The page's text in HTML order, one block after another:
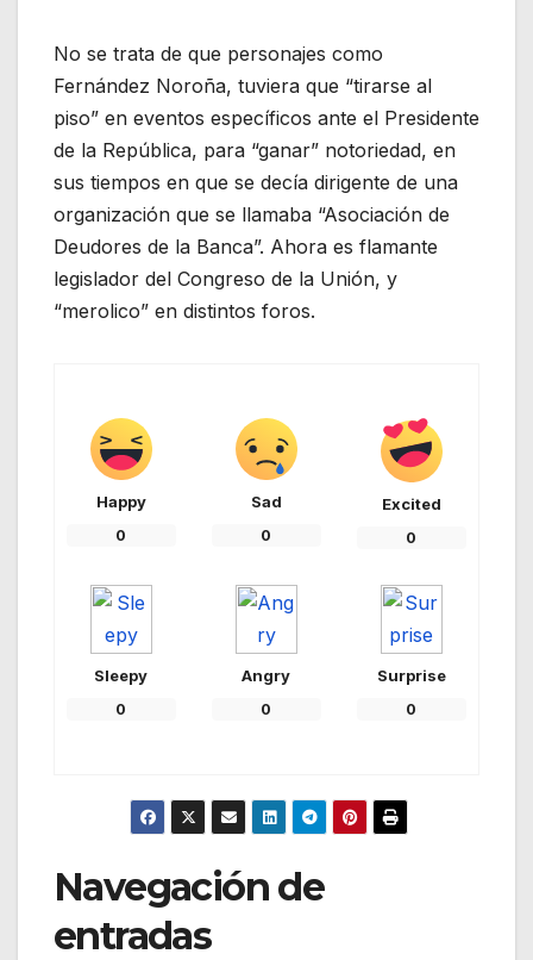
No se trata de que personajes como
Fernández Noroña, tuviera que “tirarse al
piso” en eventos específicos ante el Presidente
de la República, para “ganar” notoriedad, en
sus tiempos en que se decía dirigente de una
organización que se llamaba “Asociación de
Deudores de la Banca”. Ahora es flamante
legislador del Congreso de la Unión, y
“merolico” en distintos foros.
Happy
0
Sad
0
Excited
0
Sleepy
0
Angry
0
Surprise
0
Navegación de
entradas